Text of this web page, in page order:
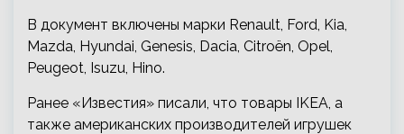
В документ включены марки Renault, Ford, Kia,
Mazda, Hyundai, Genesis, Dacia, Citroën, Opel,
Peugeot, Isuzu, Hino.
Ранее «Известия» писали, что товары IKEA, а
также американских производителей игрушек